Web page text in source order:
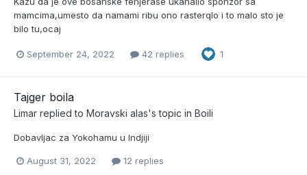
mamcima,umesto da namami ribu ono rasterqlo i to malo sto je
bilo tu,ocaj
September 24, 2022 42 replies 1
Tajger boila
Limar replied to Moravski alas's topic in Boili
Dobavljac za Yokohamu u Indjiji
August 31, 2022 12 replies